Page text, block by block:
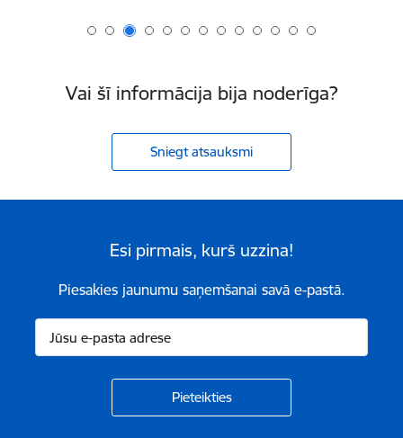
Vai šī informācija bija noderīga?
Sniegt atsauksmi
Esi pirmais, kurš uzzina!
Piesakies jaunumu saņemšanai savā e-pastā.